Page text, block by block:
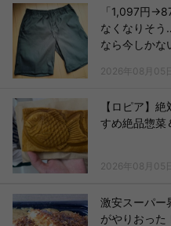
「1,097円
なくなりそう
なら今しかな
2026年08月05日
【ロピア】
すめ絶品惣菜
2026年08月05日
激安スーパー
がやりおった